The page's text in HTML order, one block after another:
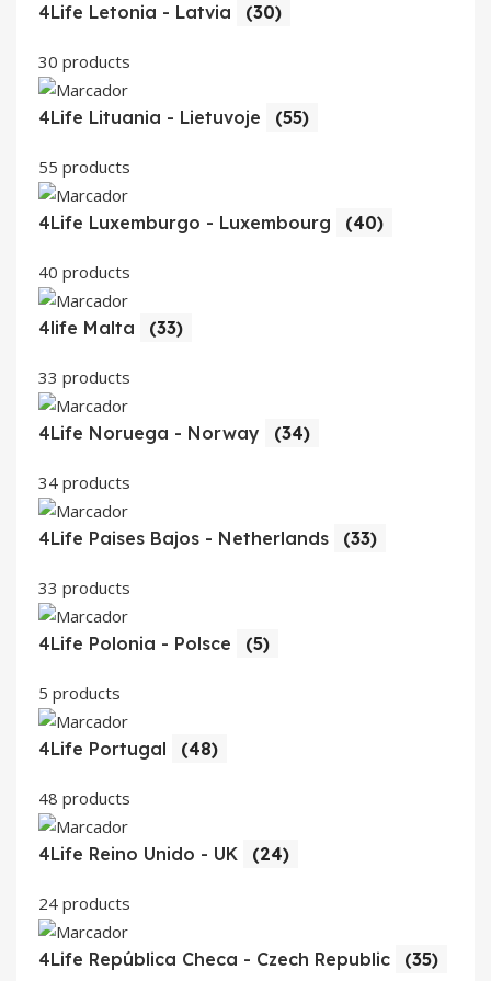
4Life Letonia - Latvia (30)
30 products
4Life Lituania - Lietuvoje (55)
55 products
4Life Luxemburgo - Luxembourg (40)
40 products
4life Malta (33)
33 products
4Life Noruega - Norway (34)
34 products
4Life Paises Bajos - Netherlands (33)
33 products
4Life Polonia - Polsce (5)
5 products
4Life Portugal (48)
48 products
4Life Reino Unido - UK (24)
24 products
4Life República Checa - Czech Republic (35)